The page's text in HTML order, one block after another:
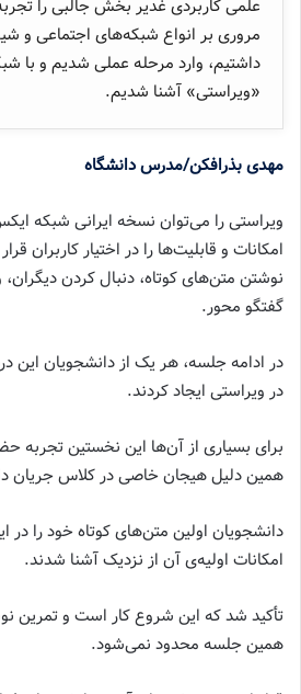
علمی کاربردی غدیر بخش جالبی را
مروری بر انواع شبکه‌های اجتماعی و
داشتیم، وارد مرحله‌ عملی شدیم و با
«ویراستی» آشنا شدیم.
مهدی بذرافکن/مدرس دانشگاه
ویراستی را می‌توان نسخه‌ ایرانی شبکه‌
امکانات و قابلیت‌ها را در اختیار کاربران
نوشتن متن‌های کوتاه، دنبال کردن
گفتگو محور.
در ادامه‌ جلسه، هر یک از دانشجویان این
در ویراستی ایجاد کردند.
برای بسیاری از آن‌ها این نخستین تجربه‌
همین دلیل هیجان خاصی در کلاس جریان
دانشجویان اولین متن‌های کوتاه خود را در
امکانات اولیه‌ی آن از نزدیک آشنا شدند.
تأکید شد که این شروع کار است و تمرین
همین جلسه محدود نمی‌شود.